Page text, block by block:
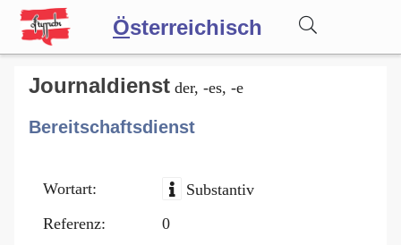
Österreichisch
Wörterbuch
Forum
Blog
Journaldienst der, -es, -e
Bereitschaftsdienst
Wortart:
Substantiv
Referenz:
0